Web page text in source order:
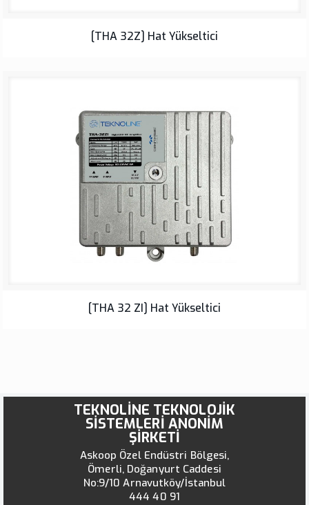
[THA 32Z] Hat Yükseltici
[THA 32 ZI] Hat Yükseltici
TEKNOLİNE TEKNOLOJİK
SİSTEMLERİ ANONİM
ŞİRKETİ
Askoop Özel Endüstri Bölgesi,
Ömerli, Doğanyurt Caddesi
No:9/10 Arnavutköy/İstanbul
444 40 91